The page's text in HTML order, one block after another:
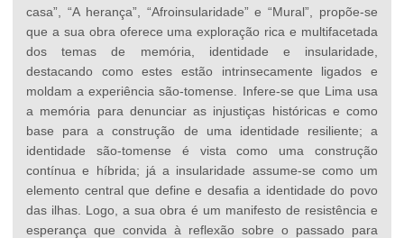
casa”, “A herança”, “Afroinsularidade” e “Mural”, propõe-se
que a sua obra oferece uma exploração rica e multifacetada
dos temas de memória, identidade e insularidade,
destacando como estes estão intrinsecamente ligados e
moldam a experiência são-tomense. Infere-se que Lima usa
a memória para denunciar as injustiças históricas e como
base para a construção de uma identidade resiliente; a
identidade são-tomense é vista como uma construção
contínua e híbrida; já a insularidade assume-se como um
elemento central que define e desafia a identidade do povo
das ilhas. Logo, a sua obra é um manifesto de resistência e
esperança que convida à reflexão sobre o passado para